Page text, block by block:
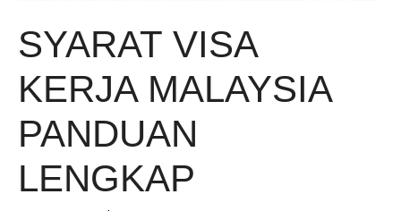
SYARAT VISA
KERJA MALAYSIA
PANDUAN
LENGKAP